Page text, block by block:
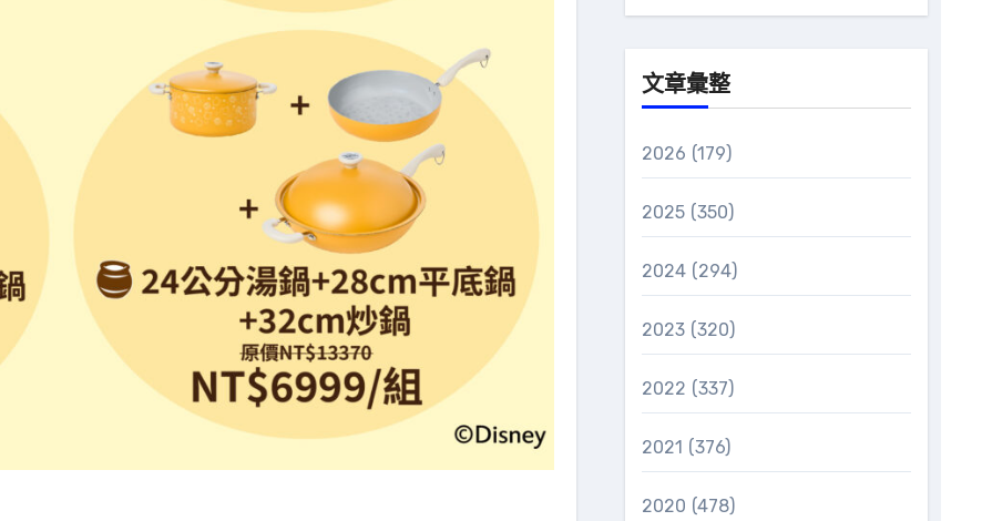
文章彙整
2026 (179)
2025 (350)
2024 (294)
2023 (320)
2022 (337)
2021 (376)
2020 (478)